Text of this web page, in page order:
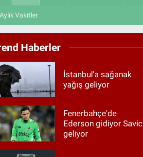
Aylık Vakitler
Haberler
İstanbul'a sağanak
yağış geliyor
Fenerbahçe'de
Ederson gidiyor Savic
geliyor